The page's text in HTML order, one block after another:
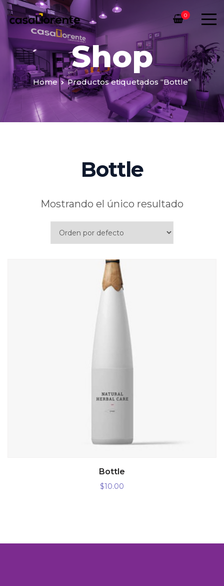
0
Shop
Home Productos etiquetados “Bottle”
Bottle
Mostrando el único resultado
AÑADIR AL CARRITO
Bottle
$10.00